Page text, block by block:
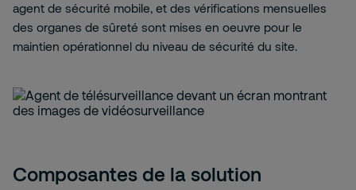
agent de sécurité mobile, et des vérifications mensuelles
des organes de sûreté sont mises en oeuvre pour le
maintien opérationnel du niveau de sécurité du site.
Composantes de la solution